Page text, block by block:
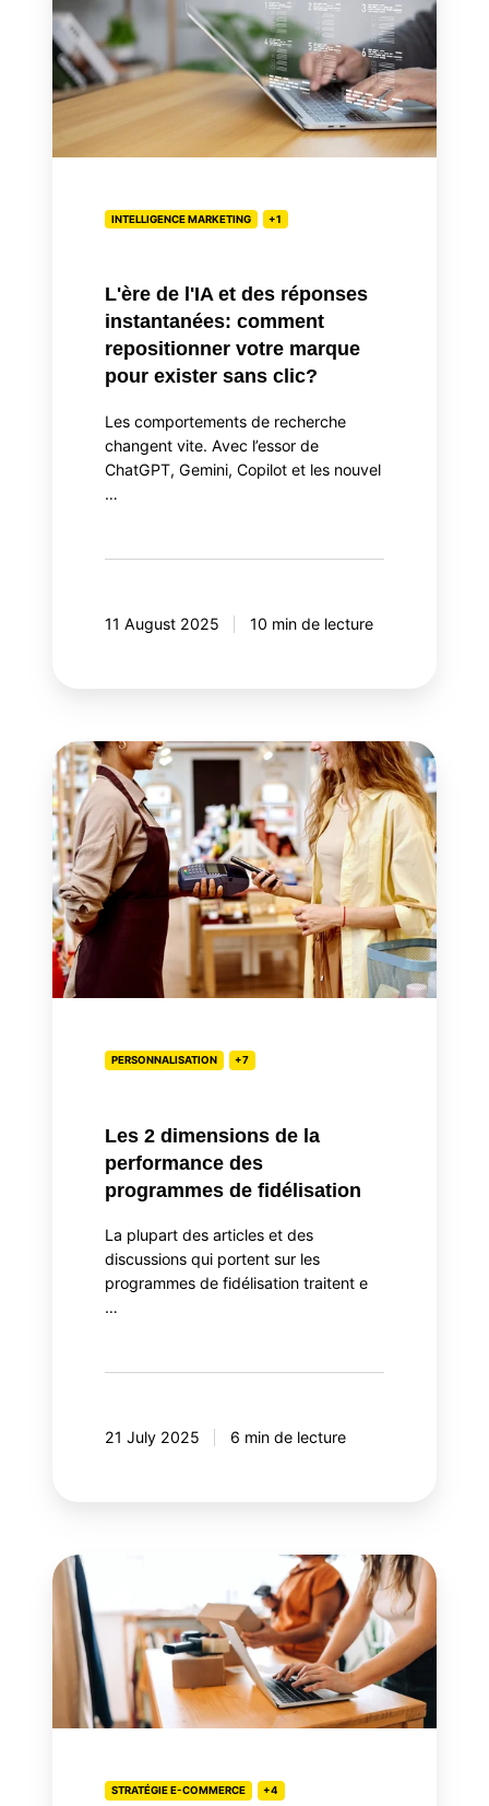
l'IA
et
des
réponses
instantanées:
marqueINTELLIGENCE MARKETING +1
L'ère de l'IA et des réponses
instantanées: comment
repositionner votre marque
pour exister sans clic?
Les comportements de recherche
changent vite. Avec l’essor de
ChatGPT, Gemini, Copilot et les nouvel
…
11 August 2025 10 min de lecture
Les
2
dimensions
de
la
performance
des
programmes
de
fidélisation
PERSONNALISATION +7
Les 2 dimensions de la
performance des
programmes de fidélisation
La plupart des articles et des
discussions qui portent sur les
programmes de fidélisation traitent e
…
21 July 2025 6 min de lecture
Tracking
commerce
Shopify:
solutions
pour
2025
STRATÉGIE E-COMMERCE +4